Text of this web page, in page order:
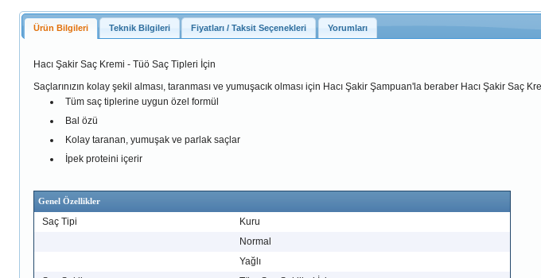
Ürün Bilgileri Teknik Bilgileri Fiyatları / Taksit Seçenekleri Yorumları
Hacı Şakir Saç Kremi - Tüö Saç Tipleri İçin
Saçlarınızın kolay şekil alması, taranması ve yumuşacık olması için Hacı Şakir Şampuan'la beraber Hacı Şakir Saç
Tüm saç tiplerine uygun özel formül
Bal özü
Kolay taranan, yumuşak ve parlak saçlar
İpek proteini içerir
Genel Özellikler
Saç Tipi
Kuru
Normal
Yağlı